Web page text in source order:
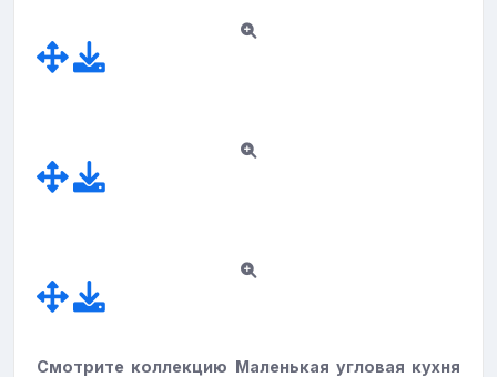
Смотрите коллекцию Маленькая угловая кухня